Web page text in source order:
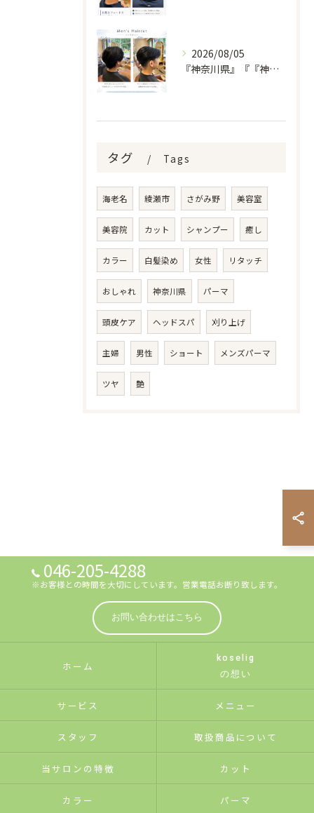
2026/08/05
『神奈川県』『『神奈川県』『綾瀬市』『海老名市』『美容室』
タグ Tags
海老名 綾瀬市 さがみ野 美容室
美容院 カット シャンプー 癒し
カラー 白髪染め 女性 リタッチ
おしゃれ 神奈川県 パーマ
頭皮ケア ヘッドスパ 刈り上げ
主婦 男性 ショート メンズパーマ
ツヤ 艶
046-205-4288
※お客様との時間を大切にしています。営業電話お断り致します。
お問い合わせはこちら
ホーム
koselig
の想い
サービス メニュー
スタッフ 取扱商品について
当サロンの特徴 カット
カラー パーマ